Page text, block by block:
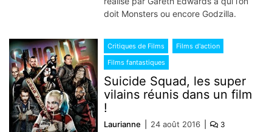
doit Monsters ou encore Godzilla.
Critiques de Films
Films d'action
Films fantastiques
Suicide Squad, les super
vilains réunis dans un film
!
Laurianne 24 août 2016 3